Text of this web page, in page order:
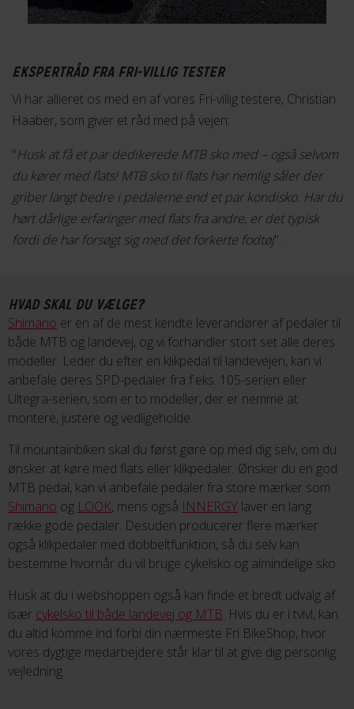
EKSPERTRÅD FRA FRI-VILLIG TESTER
Vi har allieret os med en af vores Fri-villig testere, Christian
Haaber, som giver et råd med på vejen:
"Husk at få et par dedikerede MTB sko med – også selvom
du kører med flats! MTB sko til flats har nemlig såler der
griber langt bedre i pedalerne end et par kondisko. Har du
hørt dårlige erfaringer med flats fra andre, er det typisk
fordi de har forsøgt sig med det forkerte fodtøj".
HVAD SKAL DU VÆLGE?
Shimano er en af de mest kendte leverandører af pedaler til
både MTB og landevej, og vi forhandler stort set alle deres
modeller. Leder du efter en klikpedal til landevejen, kan vi
anbefale deres SPD-pedaler fra f.eks. 105-serien eller
Ultegra-serien, som er to modeller, der er nemme at
montere, justere og vedligeholde.
Til mountainbiken skal du først gøre op med dig selv, om du
ønsker at køre med flats eller klikpedaler. Ønsker du en god
MTB pedal, kan vi anbefale pedaler fra store mærker som
Shimano og LOOK, mens også INNERGY laver en lang
række gode pedaler. Desuden producerer flere mærker
også klikpedaler med dobbeltfunktion, så du selv kan
bestemme hvornår du vil bruge cykelsko og almindelige sko.
Husk at du i webshoppen også kan finde et bredt udvalg af
især cykelsko til både landevej og MTB. Hvis du er i tvivl, kan
du altid komme ind forbi din nærmeste Fri BikeShop, hvor
vores dygtige medarbejdere står klar til at give dig personlig
vejledning.